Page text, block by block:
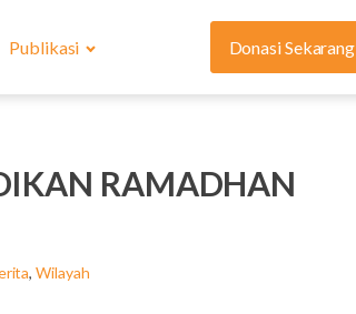
Publikasi Donasi Sekarang
RAMADHAN
,Wilayah